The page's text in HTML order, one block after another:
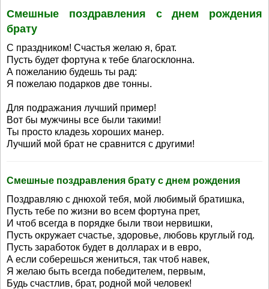
Смешные поздравления с днем рождения
брату
С праздником! Счастья желаю я, брат.
Пусть будет фортуна к тебе благосклонна.
А пожеланию будешь ты рад:
Я пожелаю подарков две тонны.
Для подражания лучший пример!
Вот бы мужчины все были такими!
Ты просто кладезь хороших манер.
Лучший мой брат не сравнится с другими!
Смешные поздравления брату с днем рождения
Поздравляю с днюхой тебя, мой любимый братишка,
Пусть тебе по жизни во всем фортуна прет,
И чтоб всегда в порядке были твои нервишки,
Пусть окружает счастье, здоровье, любовь круглый год.
Пусть заработок будет в долларах и в евро,
А если соберешься жениться, так чтоб навек,
Я желаю быть всегда победителем, первым,
Будь счастлив, брат, родной мой человек!